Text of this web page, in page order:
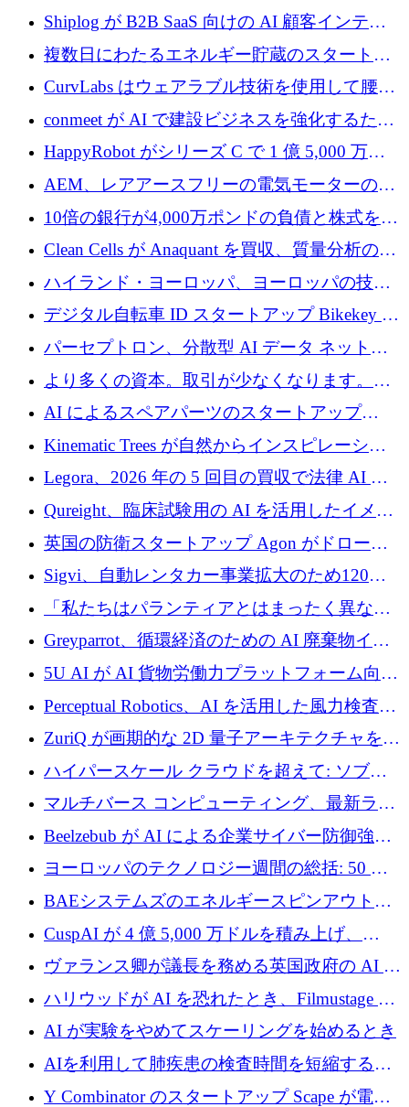
Monava が資金調達ラウンドを終了
Shiplog が B2B SaaS 向けの AI 顧客インテリ
ジェンスを構築するために 100 万ドルを調達
複数日にわたるエネルギー貯蔵のスタートア
ップ、Ore Energy が新たな投資ラウンドで
4,300 万ドルを獲得
CurvLabs はウェアラブル技術を使用して腰痛
治療をどのように再考しているか
conmeet が AI で建設ビジネスを強化するため
に 600 万ユーロを調達
HappyRobot がシリーズ C で 1 億 5,000 万ド
ルを獲得し、企業運営向けにエージェント AI
を拡張
AEM、レアアースフリーの電気モーターの革
新を加速するために1,600万ポンドを確保
10倍の銀行が4,000万ポンドの負債と株式を調
達
Clean Cells が Anaquant を買収、質量分析の専
門知識によるバイオ医薬品の品質管理を拡大
ハイランド・ヨーロッパ、ヨーロッパの技術
規模拡大を支援するために11億ユーロのファ
ンドVIを閉鎖
デジタル自転車 ID スタートアップ Bikekey が
TÖNNJES への投資を確保
パーセプトロン、分散型 AI データ ネットワ
ークの構築に 650 万ドルを調達
より多くの資本。取引が少なくなります。
2026 年上半期がヨーロッパのテクノロジーに
ついて語ること
AI によるスペアパーツのスタートアップ
Intropy が 1,100 万ドルを調達
Kinematic Trees が自然からインスピレーショ
ンを得たロボット ソフトウェアを拡張するた
めに 58 万 5,000 ポンドを調達
Legora、2026 年の 5 回目の買収で法律 AI ス
タートアップ Wexler を買収
Qureight、臨床試験用の AI を活用したイメー
ジング プラットフォームを拡張するためにシ
リーズ B で 2,000 万ドルを確保
英国の防衛スタートアップ Agon がドローン
攻撃に対抗する仮想戦場を構築、3,000 万ドル
を調達
Sigvi、自動レンタカー事業拡大のため120万
ユーロを調達
「私たちはパランティアとはまったく異なる
会社です」とフランス人の「控えめな」後任
者は言う
Greyparrot、循環経済のための AI 廃棄物イン
テリジェンスを拡張するためにシリーズ B で
2,700 万ドルを確保
5U AI が AI 貨物労働力プラットフォーム向け
に 320 万ドルのプレシードを獲得
Perceptual Robotics、AI を活用した風力検査の
規模拡大に向けて 400 万ポンド以上を確保
ZuriQ が画期的な 2D 量子アーキテクチャを拡
張するために 2,550 万ドルを調達
ハイパースケール クラウドを超えて: ソブリ
ン コンピューティングに対する DFINITY の
ビジョン
マルチバース コンピューティング、最新ラウ
ンドで最大 5 億 7,000 万ドルを目標
Beelzebub が AI による企業サイバー防御強化
のために 300 万ユーロを調達
ヨーロッパのテクノロジー週間の総括: 50 以
上の取引に 10 億ユーロ以上を投資
BAEシステムズのエネルギースピンアウト原
子力タービンが1500万ポンドの資金調達でス
テルスから浮上
CuspAI が 4 億 5,000 万ドルを積み上げ、
Resist.UA が 5,000 万ユーロの基金を立ち上
げ、DSIT が廃止される
ヴァランス卿が議長を務める英国政府の AI タ
スクフォースが発足
ハリウッドが AI を恐れたとき、Filmustage は
代わりにプリプロダクションに賭けました
AI が実験をやめてスケーリングを始めるとき
AIを利用して肺疾患の検査時間を短縮する英
国のヘルステック挑戦者が1900万ドルを獲得
Y Combinator のスタートアップ Scape が電子